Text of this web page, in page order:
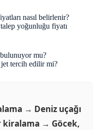
nasıl belirlenir?
yoğunluğu fiyatı
mu?
tercih edilir mi?
→ Deniz uçağı
→ Göcek,